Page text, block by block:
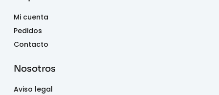
Mi cuenta
Pedidos
Contacto
Nosotros
Aviso legal